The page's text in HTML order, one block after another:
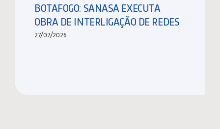
BOTAFOGO: SANASA EXECUTA
OBRA DE INTERLIGAÇÃO DE REDES
27/07/2026